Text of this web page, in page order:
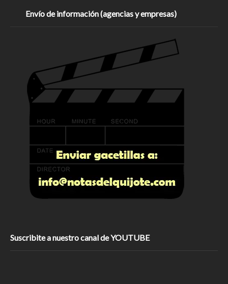
Envío de información (agencias y empresas)
Suscribite a nuestro canal de YOUTUBE